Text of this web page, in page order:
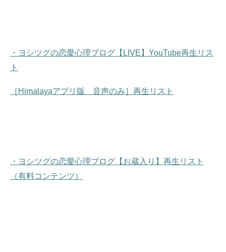
・ヨシツグの恋愛心理ブログ【LIVE】YouTube再生リス
ト
［Himalayaアプリ版 音声のみ］再生リスト
・ヨシツグの恋愛心理ブログ【お蔵入り】再生リスト
（有料コンテンツ）